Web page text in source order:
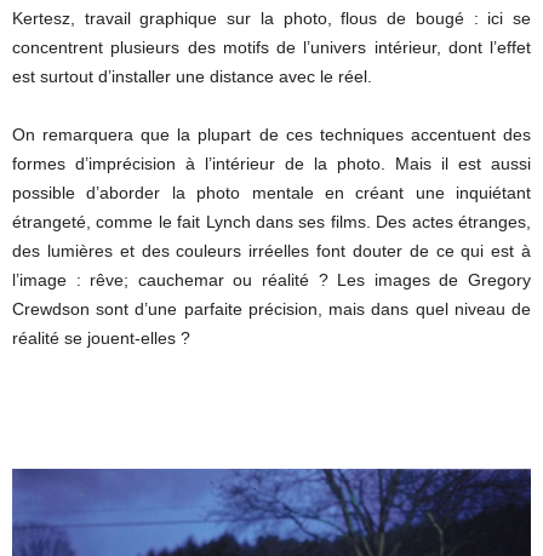
Kertesz, travail graphique sur la photo, flous de bougé : ici se
concentrent plusieurs des motifs de l’univers intérieur, dont l’effet
est surtout d’installer une distance avec le réel.
On remarquera que la plupart de ces techniques accentuent des
formes d’imprécision à l’intérieur de la photo. Mais il est aussi
possible d’aborder la photo mentale en créant une inquiétant
étrangeté, comme le fait Lynch dans ses films. Des actes étranges,
des lumières et des couleurs irréelles font douter de ce qui est à
l’image : rêve; cauchemar ou réalité ? Les images de Gregory
Crewdson sont d’une parfaite précision, mais dans quel niveau de
réalité se jouent-elles ?